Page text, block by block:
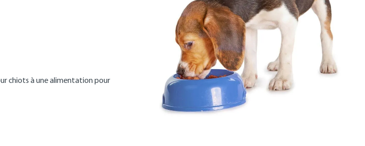
chiots à une alimentation pour